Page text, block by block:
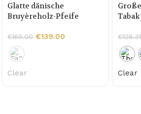
Glatte dänische
Bruyèreholz-Pfeife
€169.00 €139.00
Clear
€128.31
Clear